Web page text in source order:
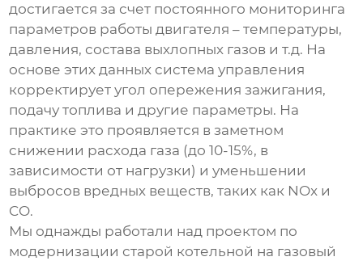
достигается за счет постоянного мониторинга
параметров работы двигателя – температуры,
давления, состава выхлопных газов и т.д. На
основе этих данных система управления
корректирует угол опережения зажигания,
подачу топлива и другие параметры. На
практике это проявляется в заметном
снижении расхода газа (до 10-15%, в
зависимости от нагрузки) и уменьшении
выбросов вредных веществ, таких как NOx и
CO.
Мы однажды работали над проектом по
модернизации старой котельной на газовый